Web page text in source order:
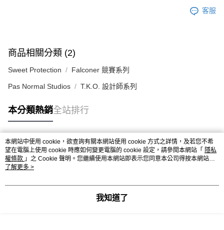
客服
商品相關分類 (2)
Sweet Protection Falconer 競賽系列
Pas Normal Studios T.K.O. 設計師系列
本分類熱銷全站排行
熱門標籤
本網站中使用 cookie，欲查詢有關本網站使用 cookie 方式之詳情，及若您不希
望在電腦上使用 cookie 時應如何變更電腦的 cookie 設定，請參閱本網站「 隱私
權條款 」之 Cookie 聲明。您繼續使用本網站即表示您同意本公司得按本網站使
用條款之 Cookie 聲明使用 cookie。
了解更多 >
我知道了